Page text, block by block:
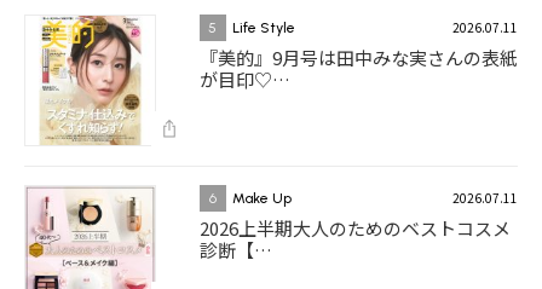
5 Life Style 2026.07.11
『美的』9月号は田中みな実さんの表紙
が目印♡…
6 Make Up 2026.07.11
2026上半期大人のためのベストコスメ
診断【…